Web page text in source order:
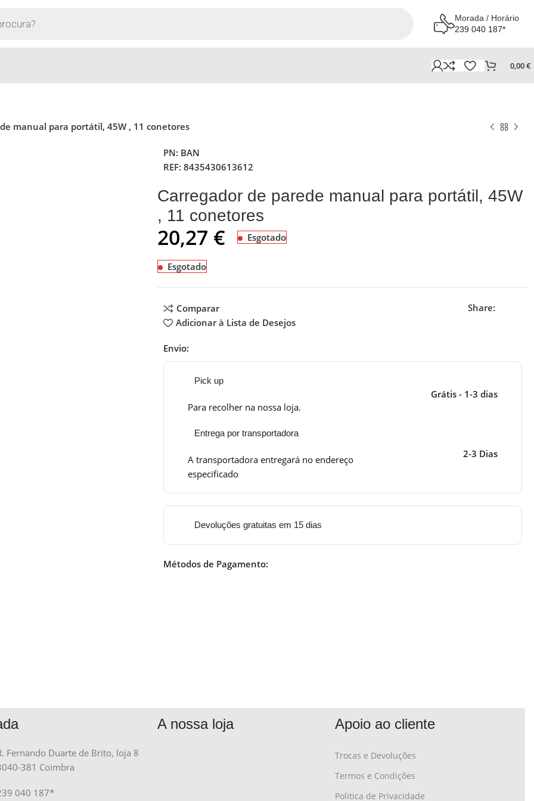
Morada / Horário
239 040 187*
0,00€
manual para portátil, 45W , 11 conetores
PN: BAN
REF: 8435430613612
Carregador de parede manual para portátil, 45W
, 11 conetores
20,27 € Esgotado
Esgotado
Comparar
Adicionar à Lista de Desejos
Share:
Envio:
Pick up
Para recolher na nossa loja.
Grátis - 1-3 dias
Entrega por transportadora
A transportadora entregará no endereço
especificado
2-3 Dias
Devoluções gratuitas em 15 dias
Métodos de Pagamento:
Fernando Duarte de Brito, loja 8
381 Coimbra
040 187*
A nossa loja Apoio ao cliente
Trocas e Devoluções
Termos e Condições
Politica de Privacidade